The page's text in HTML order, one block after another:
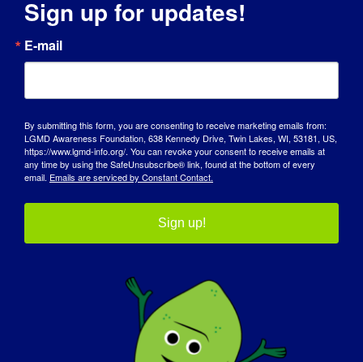
Uświadamianie może odbywać się na wiele
różnych sposobów i jest świetną zabawą!
Nie tylko poznajesz ludzi z całego świata,
pomagają im zrozumieć LGMD. Podobnie
jak w przypadku limonek, świadomość
rośnie od nasionka, przez pączek, aż po w
pełni zieloną limonkę! To bardzo
satysfakcjonujące.
JAKA JEST TWOJA ULUBIONA CZĘŚĆ BYCIA
Bycie Girdie, Ambasadorem Świadomości
LGMD, sprawiło, że moje życie jako
LIMEmoji stało się słodsze! Jestem
niezmiernie dumna, że mogę być częścią
misji wzmacniania pozycji osób żyjących z
Sign up for updates!
E-mail
By submitting this form, you are consenting to receive marketing emails from:
LGMD Awareness Foundation, 638 Kennedy Drive, Twin Lakes, WI, 53181, US,
https://www.lgmd-info.org/. You can revoke your consent to receive emails at
any time by using the SafeUnsubscribe® link, found at the bottom of every
email. Emails are serviced by Constant Contact.
Sign up!